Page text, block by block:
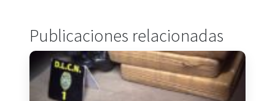
Publicaciones relacionadas